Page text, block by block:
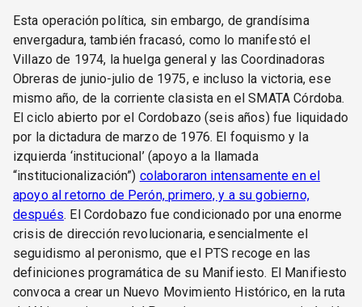
Esta operación política, sin embargo, de grandísima
envergadura, también fracasó, como lo manifestó el
Villazo de 1974, la huelga general y las Coordinadoras
Obreras de junio-julio de 1975, e incluso la victoria, ese
mismo año, de la corriente clasista en el SMATA Córdoba.
El ciclo abierto por el Cordobazo (seis años) fue liquidado
por la dictadura de marzo de 1976. El foquismo y la
izquierda ‘institucional’ (apoyo a la llamada
“institucionalización”) colaboraron intensamente en el
apoyo al retorno de Perón, primero, y a su gobierno,
después. El Cordobazo fue condicionado por una enorme
crisis de dirección revolucionaria, esencialmente el
seguidismo al peronismo, que el PTS recoge en las
definiciones programática de su Manifiesto. El Manifiesto
convoca a crear un Nuevo Movimiento Histórico, en la ruta